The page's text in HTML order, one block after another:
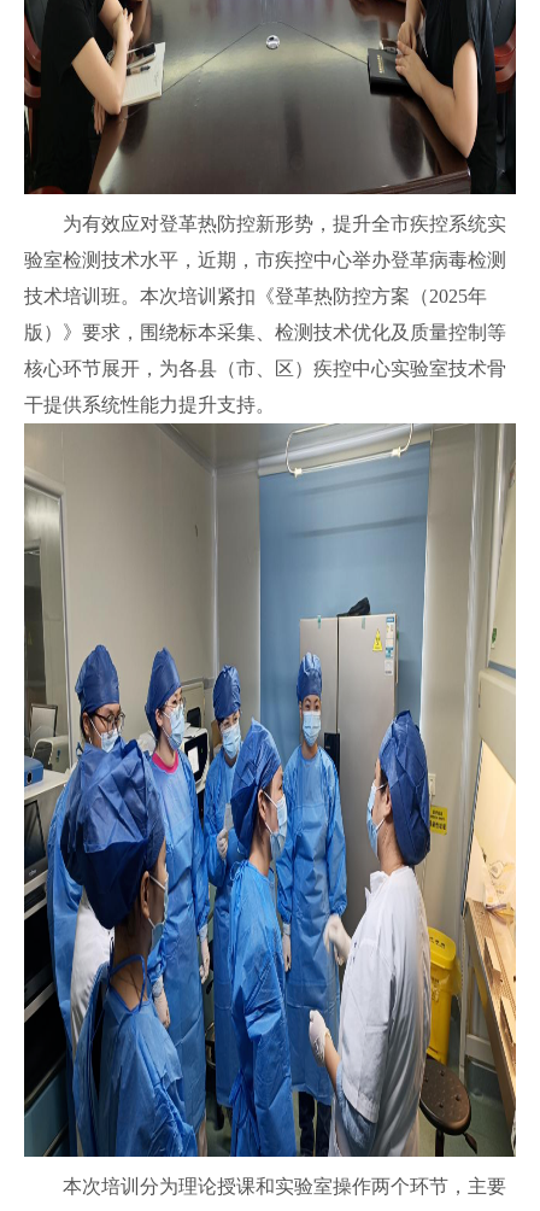
为有效应对登革热防控新形势，提升全市疾控系统实
验室检测技术水平，近期，市疾控中心举办登革病毒检测
技术培训班。本次培训紧扣《登革热防控方案（2025年
版）》要求，围绕标本采集、检测技术优化及质量控制等
核心环节展开，为各县（市、区）疾控中心实验室技术骨
干提供系统性能力提升支持。
本次培训分为理论授课和实验室操作两个环节，主要